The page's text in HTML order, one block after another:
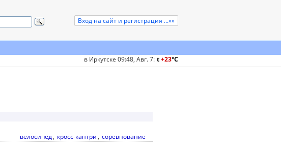
Вход на сайт и регистрация ...»»
в Иркутске 09:48, Авг. 7: t+23°C
велосипед, кросс-кантри , соревнование